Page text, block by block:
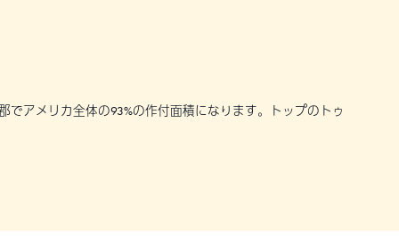
アメリカ全体の93%の作付面積になります。トップのトゥ